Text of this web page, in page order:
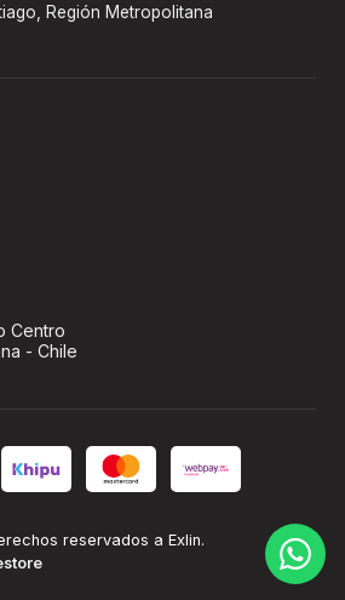
Región Metropolitana
Centro
- Chile
reservados a Exlin.